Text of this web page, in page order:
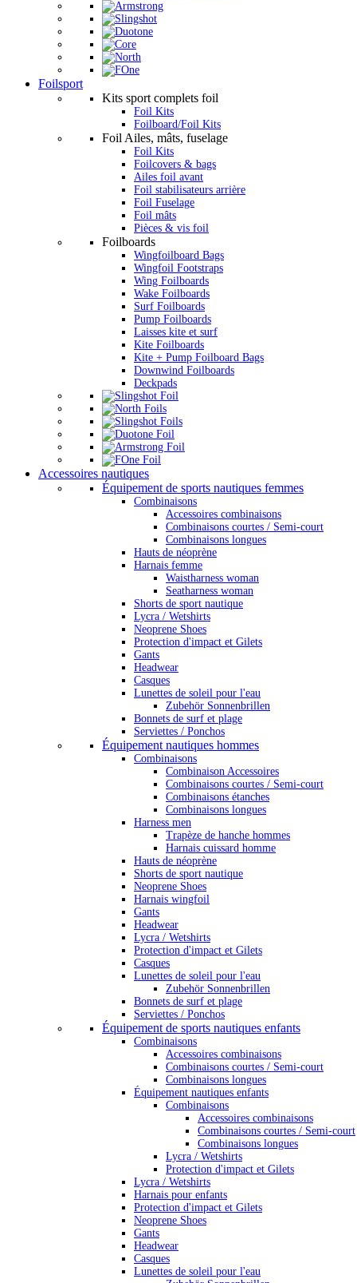
Foilsport
Kits sport complets foil
Foil Kits
Foilboard/Foil Kits
Foil Ailes, mâts, fuselage
Foil Kits
Foilcovers & bags
Ailes foil avant
Foil stabilisateurs arrière
Foil Fuselage
Foil mâts
Pièces & vis foil
Foilboards
Wingfoilboard Bags
Wingfoil Footstraps
Wing Foilboards
Wake Foilboards
Surf Foilboards
Pump Foilboards
Laisses kite et surf
Kite Foilboards
Kite + Pump Foilboard Bags
Downwind Foilboards
Deckpads
Accessoires nautiques
Équipement de sports nautiques femmes
Combinaisons
Accessoires combinaisons
Combinaisons courtes / Semi-court
Combinaisons longues
Hauts de néoprène
Harnais femme
Waistharness woman
Seatharness woman
Shorts de sport nautique
Lycra / Wetshirts
Neoprene Shoes
Protection d'impact et Gilets
Gants
Headwear
Casques
Lunettes de soleil pour l'eau
Zubehör Sonnenbrillen
Bonnets de surf et plage
Serviettes / Ponchos
Équipement nautiques hommes
Combinaisons
Combinaison Accessoires
Combinaisons courtes / Semi-court
Combinaisons étanches
Combinaisons longues
Harness men
Trapèze de hanche hommes
Harnais cuissard homme
Hauts de néoprène
Shorts de sport nautique
Neoprene Shoes
Harnais wingfoil
Gants
Headwear
Lycra / Wetshirts
Protection d'impact et Gilets
Casques
Lunettes de soleil pour l'eau
Zubehör Sonnenbrillen
Bonnets de surf et plage
Serviettes / Ponchos
Équipement de sports nautiques enfants
Combinaisons
Accessoires combinaisons
Combinaisons courtes / Semi-court
Combinaisons longues
Équipement nautiques enfants
Combinaisons
Accessoires combinaisons
Combinaisons courtes / Semi-court
Combinaisons longues
Lycra / Wetshirts
Protection d'impact et Gilets
Lycra / Wetshirts
Harnais pour enfants
Protection d'impact et Gilets
Neoprene Shoes
Gants
Headwear
Casques
Lunettes de soleil pour l'eau